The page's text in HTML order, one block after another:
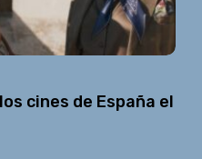
cines de España el